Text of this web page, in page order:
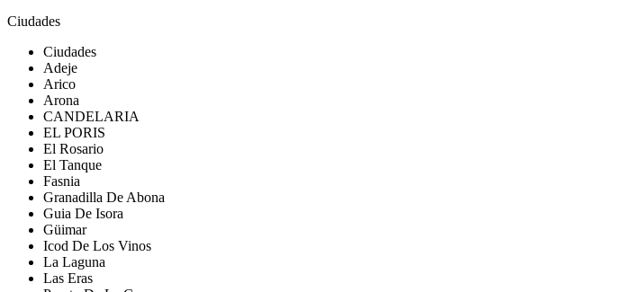
Ciudades
Ciudades
Adeje
Arico
Arona
CANDELARIA
EL PORIS
El Rosario
El Tanque
Fasnia
Granadilla De Abona
Guia De Isora
Güimar
Icod De Los Vinos
La Laguna
Las Eras